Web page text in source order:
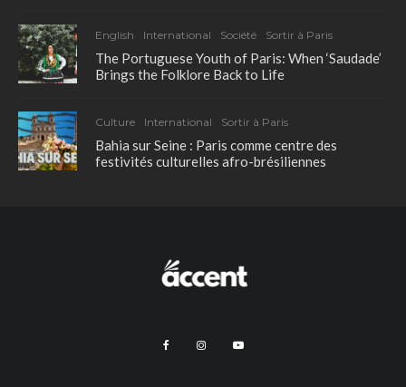
English International Société Sortir à Paris
The Portuguese Youth of Paris: When ‘Saudade’
Brings the Folklore Back to Life
Culture International Sortir à Paris
Bahia sur Seine : Paris comme centre des
festivités culturelles afro-brésiliennes